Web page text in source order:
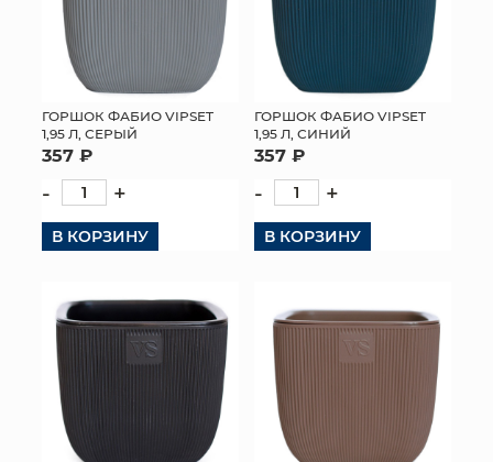
ГОРШОК ФАБИО VIPSET
1,95 Л, СЕРЫЙ
357 ₽
- +
В КОРЗИНУ
ГОРШОК ФАБИО VIPSET
1,95 Л, СИНИЙ
357 ₽
- +
В КОРЗИНУ